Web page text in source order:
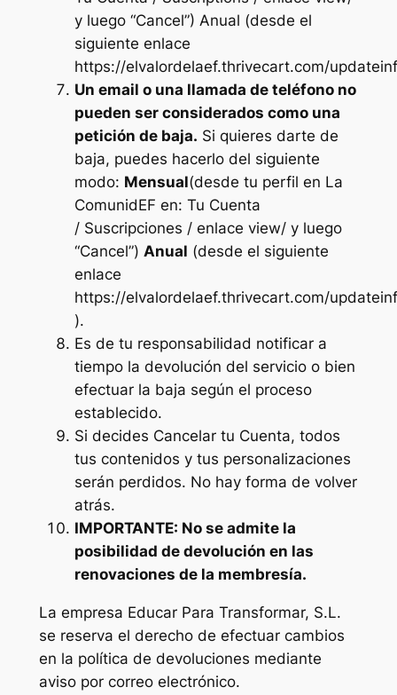
y luego “Cancel”) Anual (desde el
siguiente enlace
https://elvalordelaef.thrivecart.com/
Un email o una llamada de teléfono no
pueden ser considerados como una
petición de baja. Si quieres darte de
baja, puedes hacerlo del siguiente
modo: Mensual(desde tu perfil en La
ComunidEF en: Tu Cuenta
/ Suscripciones / enlace view/ y luego
“Cancel”) Anual (desde el siguiente
enlace
https://elvalordelaef.thrivecart.com/
).
Es de tu responsabilidad notificar a
tiempo la devolución del servicio o bien
efectuar la baja según el proceso
establecido.
Si decides Cancelar tu Cuenta, todos
tus contenidos y tus personalizaciones
serán perdidos. No hay forma de volver
atrás.
IMPORTANTE: No se admite la
posibilidad de devolución en las
renovaciones de la membresía.
La empresa Educar Para Transformar, S.L.
se reserva el derecho de efectuar cambios
en la política de devoluciones mediante
aviso por correo electrónico.